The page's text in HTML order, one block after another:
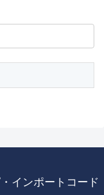
インポートコード